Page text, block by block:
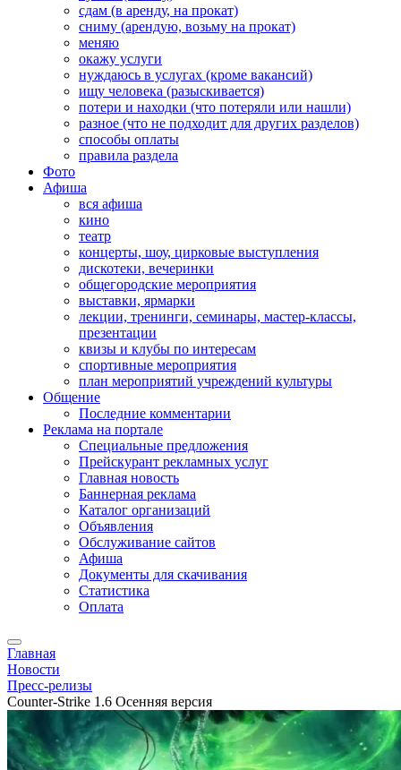
сдам (в аренду, на прокат)
сниму (арендую, возьму на прокат)
меняю
окажу услуги
нуждаюсь в услугах (кроме вакансий)
ищу человека (разыскивается)
потери и находки (что потеряли или нашли)
разное (что не подходит для других разделов)
способы оплаты
правила раздела
Фото
Афиша
вся афиша
кино
театр
концерты, шоу, цирковые выступления
дискотеки, вечеринки
общегородские мероприятия
выставки, ярмарки
лекции, тренинги, семинары, мастер-классы,
презентации
квизы и клубы по интересам
спортивные мероприятия
план мероприятий учреждений культуры
Общение
Последние комментарии
Реклама на портале
Специальные предложения
Прейскурант рекламных услуг
Главная новость
Баннерная реклама
Каталог организаций
Объявления
Обслуживание сайтов
Афиша
Документы для скачивания
Статистика
Оплата
Главная
Новости
Пресс-релизы
Counter-Strike 1.6 Осенняя версия